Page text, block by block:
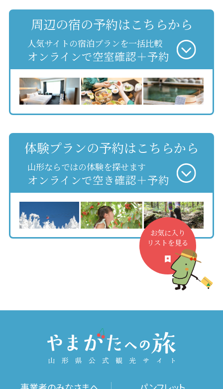
周辺の宿の予約はこちらから
人気サイトの宿泊プランを一括比較
オンラインで空室確認＋予約
体験プランの予約はこちらから
山形ならではの体験を探せます
オンラインで空き確認＋予約
お気に入り
リストを見る